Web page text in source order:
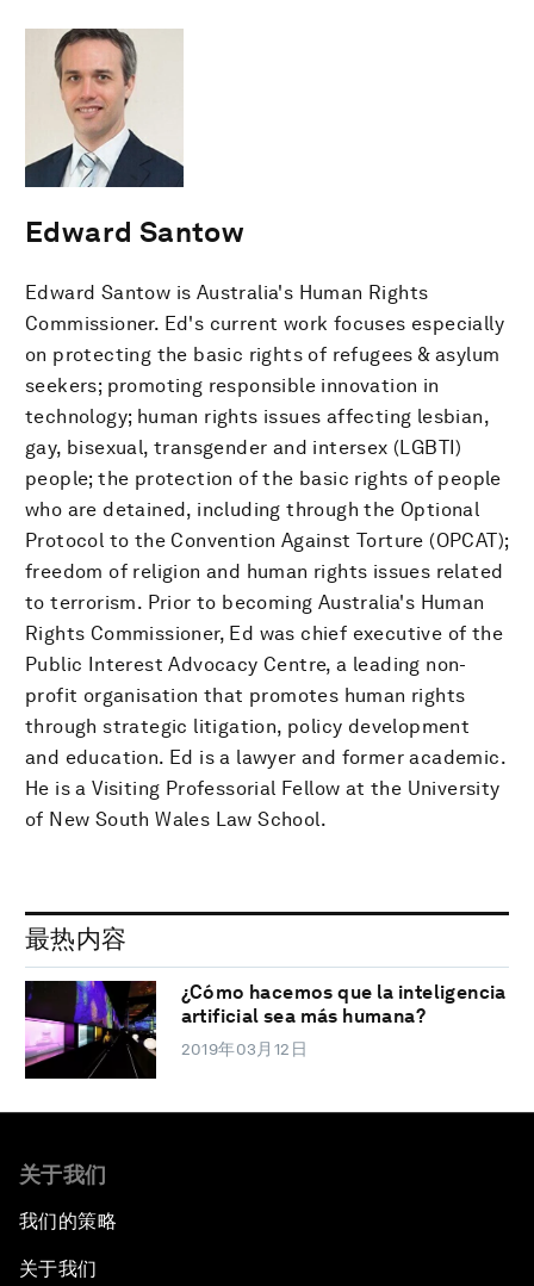
Edward Santow
Edward Santow is Australia's Human Rights
Commissioner. Ed's current work focuses especially
on protecting the basic rights of refugees & asylum
seekers; promoting responsible innovation in
technology; human rights issues affecting lesbian,
gay, bisexual, transgender and intersex (LGBTI)
people; the protection of the basic rights of people
who are detained, including through the Optional
Protocol to the Convention Against Torture (OPCAT);
freedom of religion and human rights issues related
to terrorism. Prior to becoming Australia's Human
Rights Commissioner, Ed was chief executive of the
Public Interest Advocacy Centre, a leading non-
profit organisation that promotes human rights
through strategic litigation, policy development
and education. Ed is a lawyer and former academic.
He is a Visiting Professorial Fellow at the University
of New South Wales Law School.
最热内容
¿Cómo hacemos que la inteligencia
artificial sea más humana?
2019年03月12日
关于我们
我们的策略
关于我们